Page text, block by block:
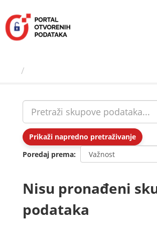
sadržaj
Prikaži napredno pretraživanje
Poredaj prema
Nisu pronađeni
podataka